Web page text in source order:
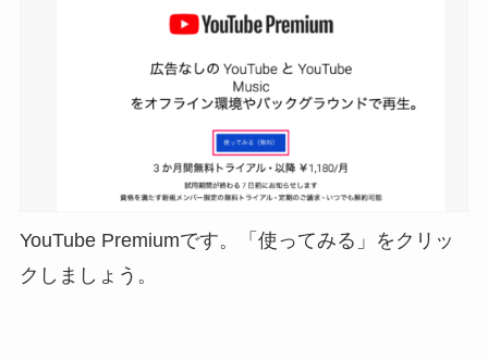
YouTube Premiumです。「使ってみる」をクリッ
クしましょう。